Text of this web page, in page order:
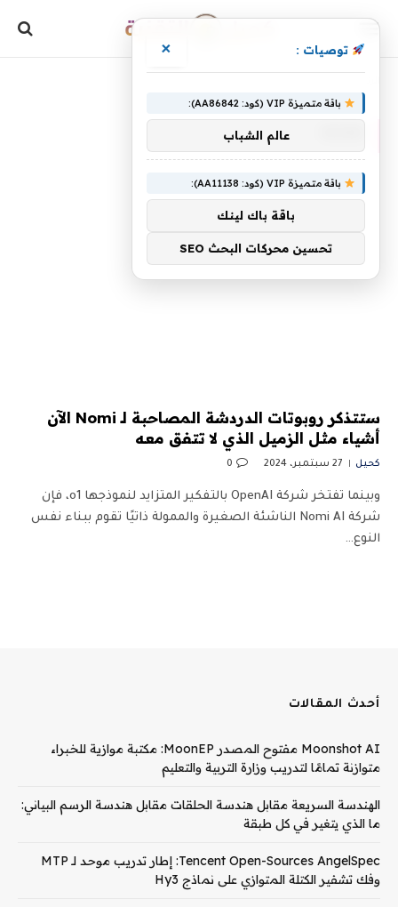
ستتذكر روبوتات الدردشة المصاحبة لـ Nomi الآن
أشياء مثل الزميل الذي لا تتفق معه
كحيل 27 سبتمبر، 2024 0
وبينما تفتخر شركة OpenAI بالتفكير المتزايد لنموذجها o1، فإن
شركة Nomi AI الناشئة الصغيرة والممولة ذاتيًا تقوم ببناء نفس
النوع…
أحدث المقالات
Moonshot AI مفتوح المصدر MoonEP: مكتبة موازية للخبراء
متوازنة تمامًا لتدريب وزارة التربية والتعليم
الهندسة السريعة مقابل هندسة الحلقات مقابل هندسة الرسم البياني:
ما الذي يتغير في كل طبقة
Tencent Open-Sources AngelSpec: إطار تدريب موحد لـ MTP
وفك تشفير الكتلة المتوازي على نماذج Hy3
توصيات : ×
باقة متميزة VIP (كود: AA86842):
عالم الشباب
باقة متميزة VIP (كود: AA11138):
باقة باك لينك
تحسين محركات البحث SEO